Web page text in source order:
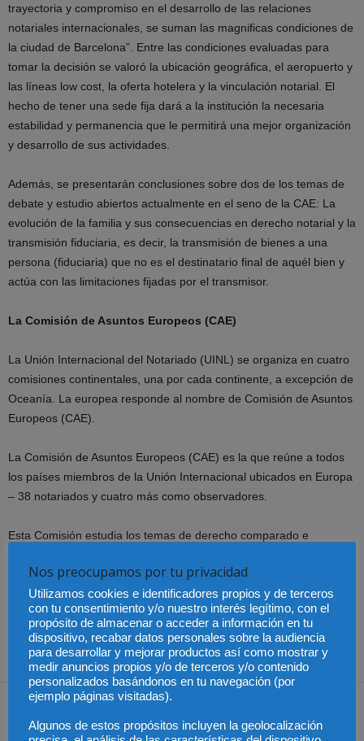
trayectoria y compromiso en el desarrollo de las relaciones
notariales internacionales, se suman las magnificas condiciones de
la ciudad de Barcelona”. Entre las condiciones evaluadas para
tomar la decisión se valoró la ubicación geográfica, el aeropuerto y
las líneas low cost, la oferta hotelera y la vinculación notarial. El
hecho de tener una sede fija dará a la institución la necesaria
estabilidad y permanencia que le permitirá una mejor organización
y desarrollo de sus actividades.
Además, se presentarán conclusiones sobre dos de los temas de
debate y estudio abiertos actualmente en el seno de la CAE: La
evolución de la familia y sus consecuencias en derecho notarial y la
transmisión fiduciaria, es decir, la transmisión de bienes a una
persona (fiduciaria) que no es el destinatario final de aquél bien y
actúa con las limitaciones fijadas por el transmisor.
La Comisión de Asuntos Europeos (CAE)
La Unión Internacional del Notariado (UINL) se organiza en cuatro
comisiones continentales, una por cada continente, a excepción de
Oceanía. La europea responde al nombre de Comisión de Asuntos
Europeos (CAE).
La Comisión de Asuntos Europeos (CAE) es la que reúne a todos
los países miembros de la Unión Internacional ubicados en Europa
– 38 notariados y cuatro más como observadores.
Esta Comisión estudia los temas de derecho comparado e
y basándose en la práctica diaria del derecho real, y elabora
informes sobre las cuestiones de máxima actualidad jurídica y
notarial. Posteriormente estos informes se trasladan al Parlamento
europeo para que éste promueva las directivas europeas que
considere.
Share
Nos preocupamos por tu privacidad
Utilizamos cookies e identificadores propios y de terceros
con tu consentimiento y/o nuestro interés legítimo, con el
propósito de almacenar o acceder a información en tu
dispositivo, recabar datos personales sobre la audiencia
para desarrollar y mejorar productos así como mostrar y
medir anuncios propios y/o de terceros y/o contenido
personalizados basándonos en tu navegación (por
ejemplo páginas visitadas).
Algunos de estos propósitos incluyen la geolocalización